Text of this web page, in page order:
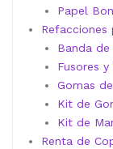
Papel
Refacciones
Banda de
Fusores
Gomas
Kit de
Kit de
Renta de